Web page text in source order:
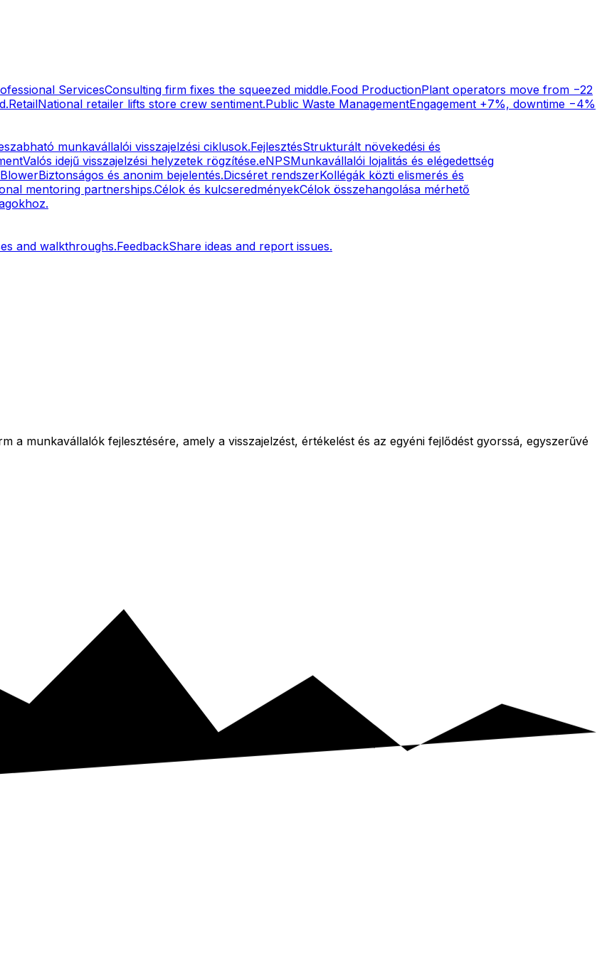
ServicesConsulting firm fixes the squeezed middle.Food ProductionPlant operators move from −22
RetailNational retailer lifts store crew sentiment.Public Waste ManagementEngagement +7%, downtime −4%
munkavállalói visszajelzési ciklusok.FejlesztésStrukturált növekedési és
Valós idejű visszajelzési helyzetek rögzítése.eNPSMunkavállalói lojalitás és elégedettség
Biztonságos és anonim bejelentés.Dicséret rendszerKollégák közti elismerés és
mentoring partnerships.Célok és kulcseredményekCélok összehangolása mérhető
and walkthroughs.FeedbackShare ideas and report issues.
a munkavállalók fejlesztésére, amely a visszajelzést, értékelést és az egyéni fejlődést gyorssá, egyszerűvé